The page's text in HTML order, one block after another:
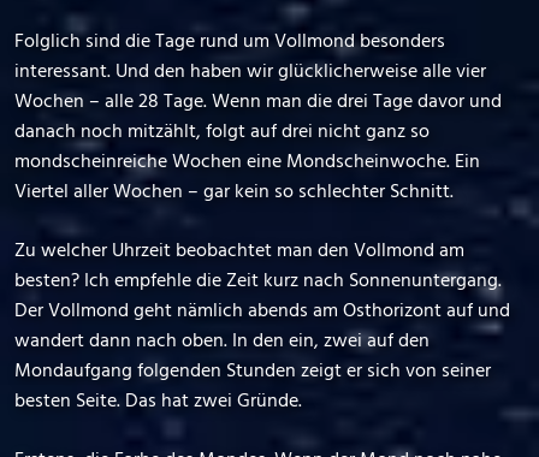
Folglich sind die Tage rund um Vollmond besonders
interessant. Und den haben wir glücklicherweise alle vier
Wochen – alle 28 Tage. Wenn man die drei Tage davor und
danach noch mitzählt, folgt auf drei nicht ganz so
mondscheinreiche Wochen eine Mondscheinwoche. Ein
Viertel aller Wochen – gar kein so schlechter Schnitt.
Zu welcher Uhrzeit beobachtet man den Vollmond am
besten? Ich empfehle die Zeit kurz nach Sonnenuntergang.
Der Vollmond geht nämlich abends am Osthorizont auf und
wandert dann nach oben. In den ein, zwei auf den
Mondaufgang folgenden Stunden zeigt er sich von seiner
besten Seite. Das hat zwei Gründe.